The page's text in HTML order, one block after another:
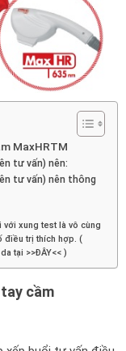
MaxHRTM
tư vấn) nên:
tư vấn) nên thông
xung test là vô cùng
điều trị thích hợp. (
tại >>ĐÂY<< )
cầm